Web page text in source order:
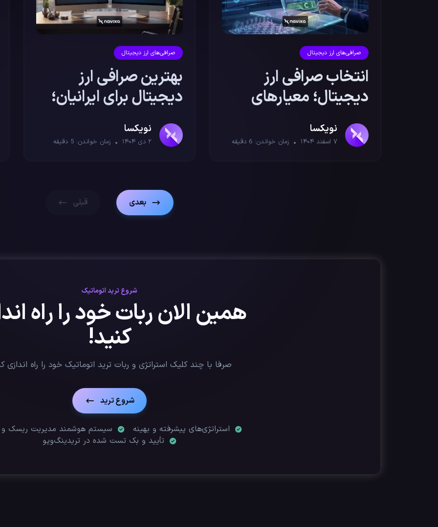
صرافی‌های ارز دیجیتال
انتخاب صرافی ارز
دیجیتال؛ معیارهای
امنیت و مدیریت ریسک
حرفه‌اینویکسا
۷ اسفند ۱۴۰۴ زمان خواندن: 6 دقیقه
صرافی‌های ارز دیجیتال
بهترین صرافی ارز
دیجیتال برای ایرانیان؛
مقایسه امنیت و کارمزد
نویکسا
۲ دی ۱۴۰۴ زمان خواندن: 5 دقیقه
بعدی قبلی
شروع ترید اتوماتیک
همین الان ربات خود را راه
کنید!
صرفا با چند کلیک استراتژی‌ و ربات ترید اتوماتیک خود را راه اندازی
شروع ترید
استراتژی‌های پیشرفته و بهینه
سیستم هوشمند مدیریت ریسک و
تأیید‌ و بک تست شده در تریدینگ‌ویو